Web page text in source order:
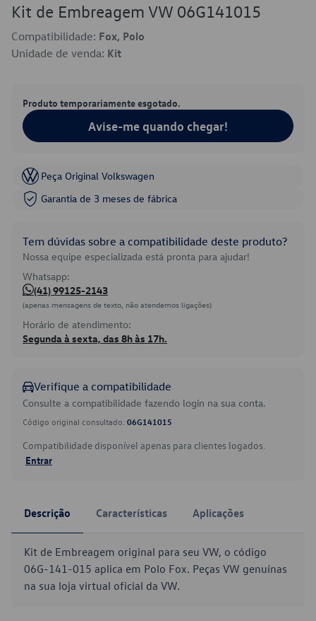
Kit de Embreagem VW 06G141015
Compatibilidade: Fox, Polo
Unidade de venda: Kit
Produto temporariamente esgotado.
Avise-me quando chegar!
Peça Original Volkswagen
Garantia de 3 meses de fábrica
Tem dúvidas sobre a compatibilidade deste produto?
Nossa equipe especializada está pronta para ajudar!
Whatsapp:
(41) 99125-2143
(apenas mensagens de texto, não atendemos ligações)
Horário de atendimento:
Segunda à sexta, das 8h às 17h.
Verifique a compatibilidade
Consulte a compatibilidade fazendo login na sua conta.
Código original consultado: 06G141015
Compatibilidade disponível apenas para clientes logados.
Entrar
Descrição Características Aplicações
Kit de Embreagem original para seu VW, o código
06G-141-015 aplica em Polo Fox. Peças VW genuínas
na sua loja virtual oficial da VW.